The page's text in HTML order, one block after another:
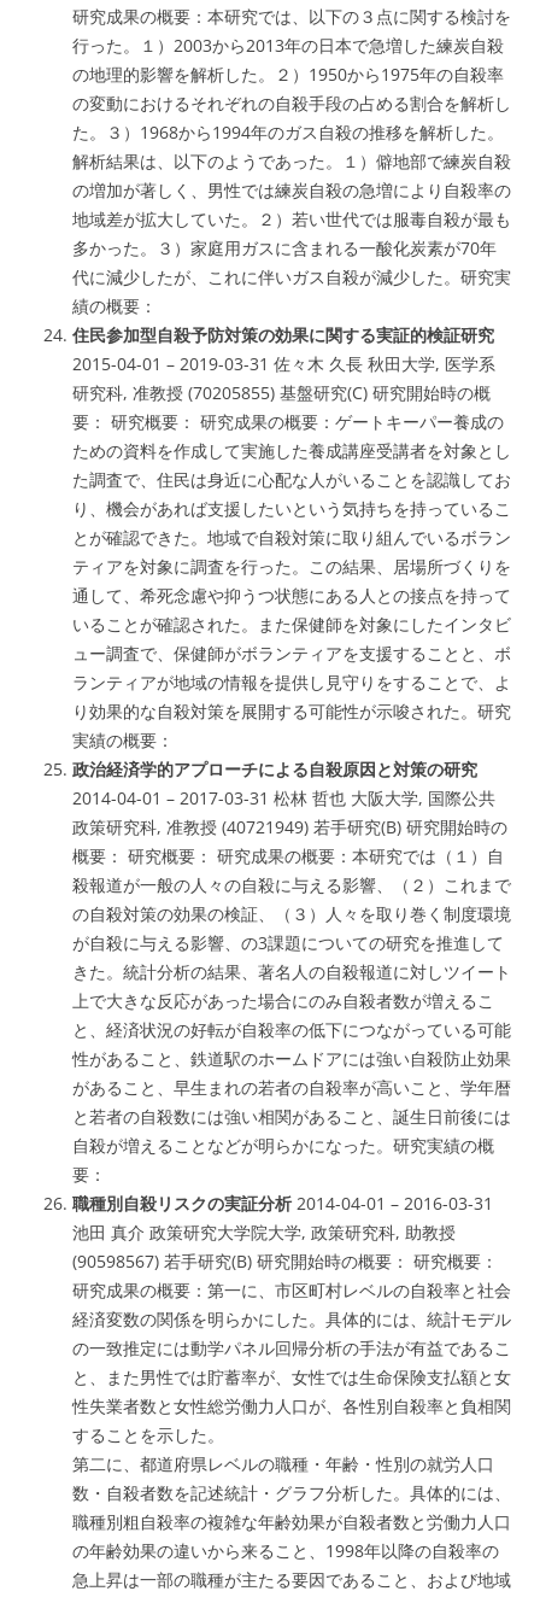
研究成果の概要：本研究では、以下の３点に関する検討を
行った。１）2003から2013年の日本で急増した練炭自殺
の地理的影響を解析した。２）1950から1975年の自殺率
の変動におけるそれぞれの自殺手段の占める割合を解析し
た。３）1968から1994年のガス自殺の推移を解析した。
解析結果は、以下のようであった。１）僻地部で練炭自殺
の増加が著しく、男性では練炭自殺の急増により自殺率の
地域差が拡大していた。２）若い世代では服毒自殺が最も
多かった。３）家庭用ガスに含まれる一酸化炭素が70年
代に減少したが、これに伴いガス自殺が減少した。研究実
績の概要：
住民参加型自殺予防対策の効果に関する実証的検証研究
2015-04-01 – 2019-03-31 佐々木 久長 秋田大学, 医学系
研究科, 准教授 (70205855) 基盤研究(C) 研究開始時の概
要： 研究概要： 研究成果の概要：ゲートキーパー養成の
ための資料を作成して実施した養成講座受講者を対象とし
た調査で、住民は身近に心配な人がいることを認識してお
り、機会があれば支援したいという気持ちを持っているこ
とが確認できた。地域で自殺対策に取り組んでいるボラン
ティアを対象に調査を行った。この結果、居場所づくりを
通して、希死念慮や抑うつ状態にある人との接点を持って
いることが確認された。また保健師を対象にしたインタビ
ュー調査で、保健師がボランティアを支援することと、ボ
ランティアが地域の情報を提供し見守りをすることで、よ
り効果的な自殺対策を展開する可能性が示唆された。研究
実績の概要：
政治経済学的アプローチによる自殺原因と対策の研究
2014-04-01 – 2017-03-31 松林 哲也 大阪大学, 国際公共
政策研究科, 准教授 (40721949) 若手研究(B) 研究開始時の
概要： 研究概要： 研究成果の概要：本研究では（１）自
殺報道が一般の人々の自殺に与える影響、（２）これまで
の自殺対策の効果の検証、（３）人々を取り巻く制度環境
が自殺に与える影響、の3課題についての研究を推進して
きた。統計分析の結果、著名人の自殺報道に対しツイート
上で大きな反応があった場合にのみ自殺者数が増えるこ
と、経済状況の好転が自殺率の低下につながっている可能
性があること、鉄道駅のホームドアには強い自殺防止効果
があること、早生まれの若者の自殺率が高いこと、学年暦
と若者の自殺数には強い相関があること、誕生日前後には
自殺が増えることなどが明らかになった。研究実績の概
要：
職種別自殺リスクの実証分析 2014-04-01 – 2016-03-31
池田 真介 政策研究大学院大学, 政策研究科, 助教授
(90598567) 若手研究(B) 研究開始時の概要： 研究概要：
研究成果の概要：第一に、市区町村レベルの自殺率と社会
経済変数の関係を明らかにした。具体的には、統計モデル
の一致推定には動学パネル回帰分析の手法が有益であるこ
と、また男性では貯蓄率が、女性では生命保険支払額と女
性失業者数と女性総労働力人口が、各性別自殺率と負相関
することを示した。
第二に、都道府県レベルの職種・年齢・性別の就労人口
数・自殺者数を記述統計・グラフ分析した。具体的には、
職種別粗自殺率の複雑な年齢効果が自殺者数と労働力人口
の年齢効果の違いから来ること、1998年以降の自殺率の
急上昇は一部の職種が主たる要因であること、および地域